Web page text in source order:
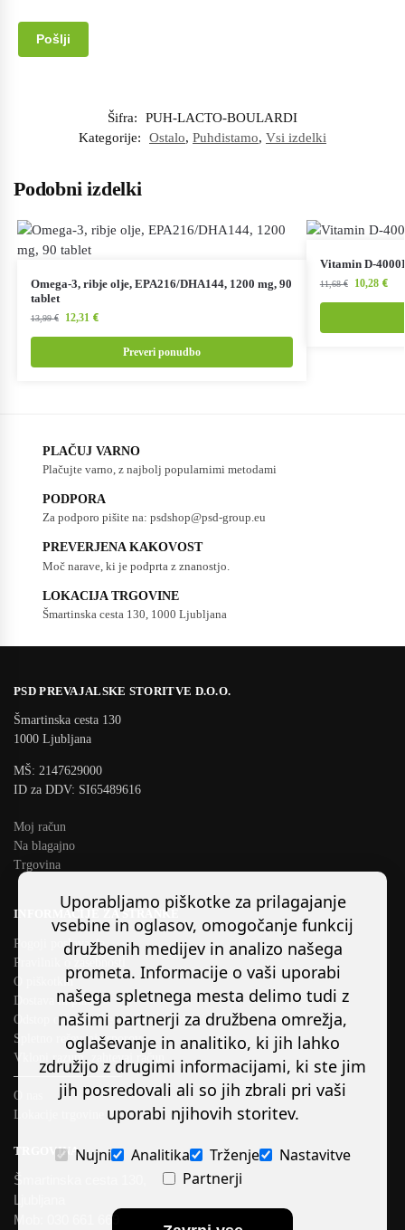
Šifra:
PUH-LACTO-BOULARDI
Kategorije:
Ostalo, Puhdistamo, Vsi izdelki
Podobni izdelki
Omega-3, ribje olje, EPA216/DHA144, 1200 mg, 90
tablet
13,99€ 12,31 €
Preveri ponudbo
Vitamin D-
11,68€ 10,28 €
PLAČUJ VARNO
Plačujte varno, z najbolj popularnimi metodami
PODPORA
Za podporo pišite na: psdshop@psd-group.eu
PREVERJENA KAKOVOST
Moč narave, ki je podprta z znanostjo.
LOKACIJA TRGOVINE
Šmartinska cesta 130, 1000 Ljubljana
PSD PREVAJALSKE STORITVE D.O.O.
Šmartinska cesta 130
1000 Ljubljana
MŠ: 2147629000
ID za DDV: SI65489616
Moj račun
Na blagajno
Trgovina
INFORMACIJE ZA STRANKE
Pogoji poslovanja
Pravilnik o zasebnosti
O piškotkih
Dostava in plačilo
Odstop od pogodbe/ preklic naročila
Spletno reševanje sporov
Vklopi razum, zahtevaj račun
────────────
O nas
Lokacije trgovine
TRGOVINA
Šmartinska cesta 130,
Ljubljana
Mob: 030 661 669
Uporabljamo piškotke za prilagajanje
vsebine in oglasov, omogočanje funkcij
družbenih medijev in analizo našega
prometa. Informacije o vaši uporabi
našega spletnega mesta delimo tudi z
našimi partnerji za družbena omrežja,
oglaševanje in analitiko, ki jih lahko
združijo z drugimi informacijami, ki ste jim
jih posredovali ali so jih zbrali pri vaši
uporabi njihovih storitev.
Nujni Analitika Trženje
Nastavitve
Partnerji